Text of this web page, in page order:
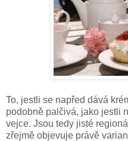
To, jestli se napřed dává
podobně palčivá, jako jestli
vejce. Jsou tedy jisté
zřejmě objevuje právě